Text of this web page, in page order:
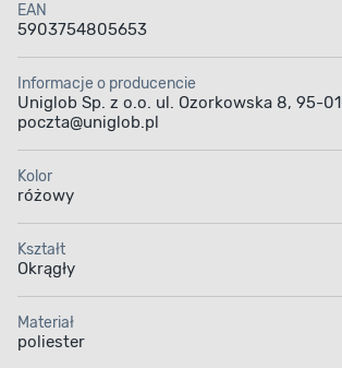
EAN
5903754805653
Informacje o producencie
Uniglob Sp. z o.o. ul. Ozorkowska 8, 95-
poczta@uniglob.pl
Kolor
różowy
Kształt
Okrągły
Materiał
poliester